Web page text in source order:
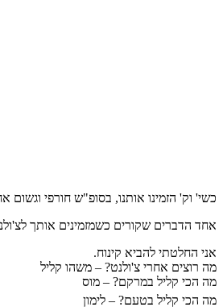
כשי' וק' הזמינו אותנו, בסופ"ש חורפי וגשום
אחד הדברים שקורים כשמזמינים אותך לצ'
אני החלטתי להביא קינוח.
מה רוצים אחרי צ'ולנט? – משהו קליל
מה הכי קליל במרקם? – מוס
מה הכי קליל בטעם?
– לימון